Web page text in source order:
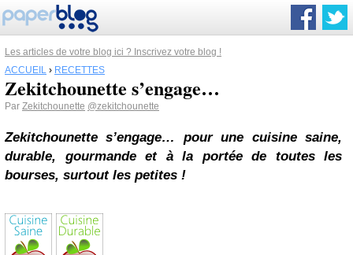
Les articles de votre blog ici ? Inscrivez votre blog !
ACCUEIL › RECETTES
Zekitchounette s’engage…
Par Zekitchounette @zekitchounette
Zekitchounette s’engage… pour une cuisine saine,
durable, gourmande et à la portée de toutes les
bourses, surtout les petites !